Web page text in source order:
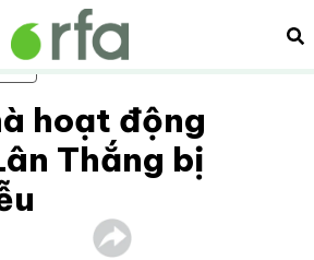
hoạt động
Thắng bị